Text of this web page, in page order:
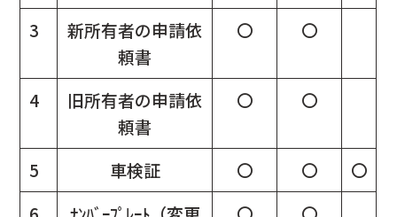
3
新所有者の申請依
頼書
〇 〇
4
旧所有者の申請依
頼書
〇 〇
5 車検証 〇 〇
〇